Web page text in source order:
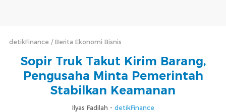
detikFinance Berita Ekonomi Bisnis
Sopir Truk Takut Kirim Barang,
Pengusaha Minta Pemerintah
Stabilkan Keamanan
Ilyas Fadilah - detikFinance